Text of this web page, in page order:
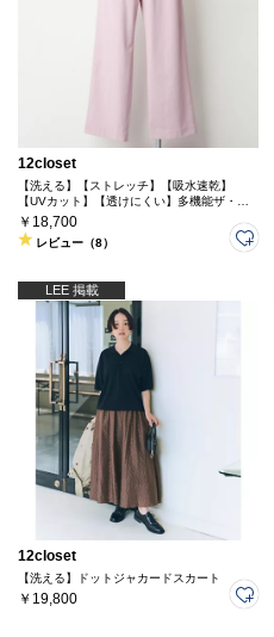
12closet
【洗える】【ストレッチ】【吸水速乾】
【UVカット】【透けにくい】多機能ザ・エ
ブリバディパンツ
￥18,700
レビュー（8）
LEE 掲載
12closet
【洗える】ドットジャカードスカート
￥19,800